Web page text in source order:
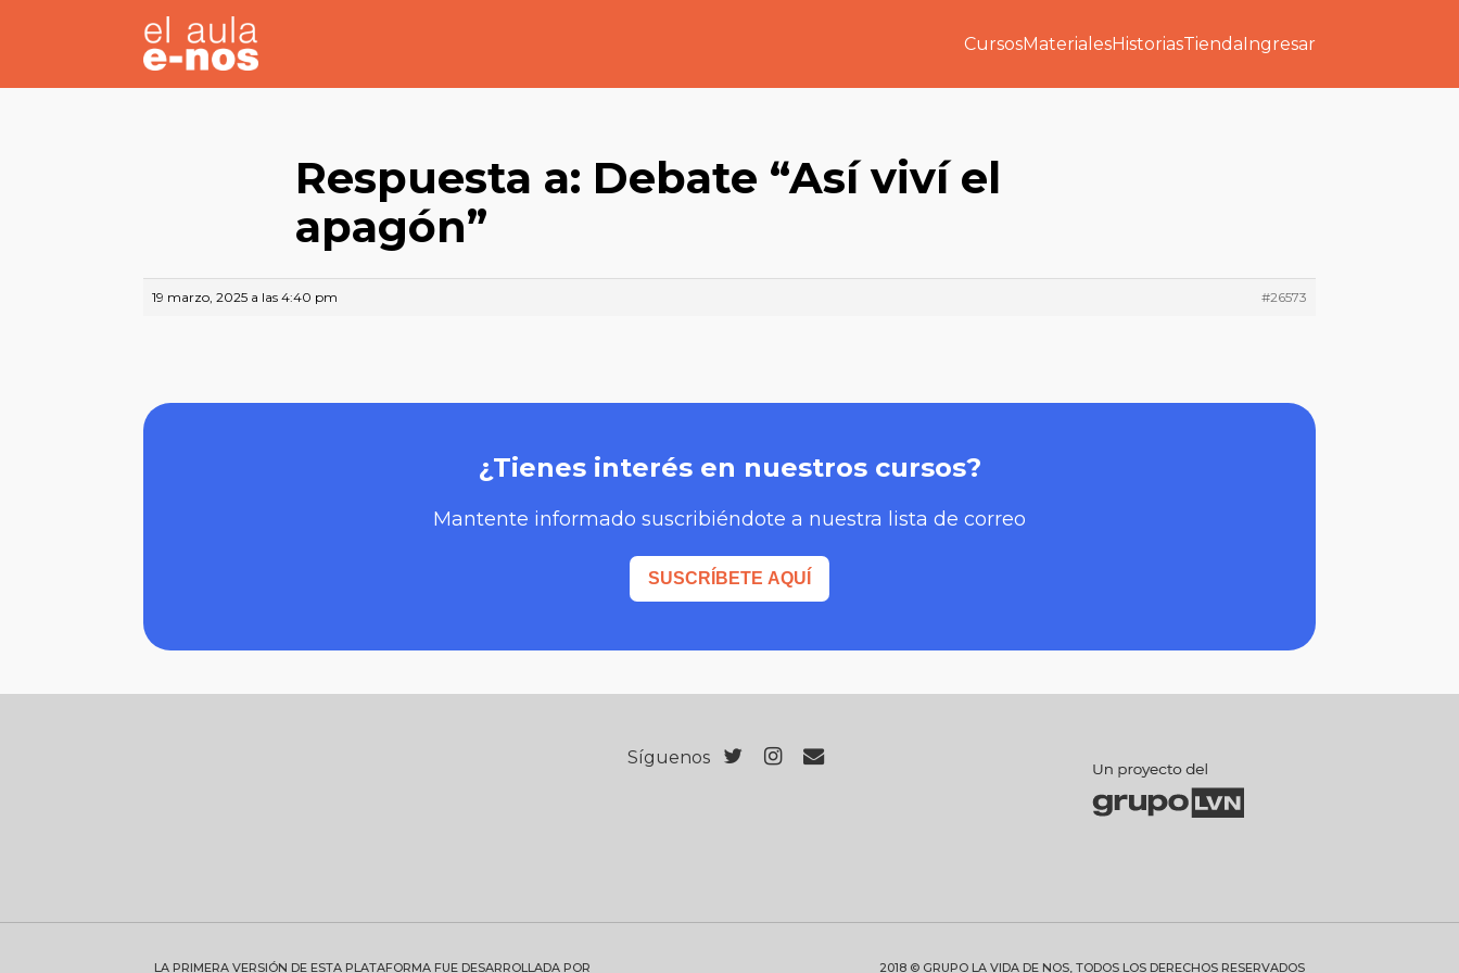
CursosMaterialesHistoriasTiendaIngresar
Respuesta a: Debate “Así viví el
apagón”
19 marzo, 2025 a las 4:40 pm #26573
¿Tienes interés en nuestros cursos?
Mantente informado suscribiéndote a nuestra lista de correo
SUSCRÍBETE AQUÍ
Síguenos
LA PRIMERA VERSIÓN DE ESTA PLATAFORMA FUE DESARROLLADA POR 2018 © GRUPO LA VIDA DE NOS, TODOS LOS DERECHOS RESERVADOS